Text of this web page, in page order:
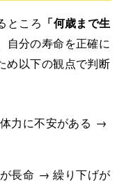
ところ 「何歳まで生
自分の寿命を正確に
め以下の観点で判断
体力に不安がある →
が長命 → 繰り下げが